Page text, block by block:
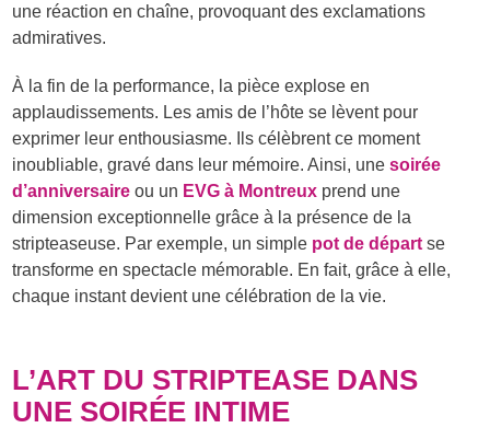
une réaction en chaîne, provoquant des exclamations
admiratives.
À la fin de la performance, la pièce explose en
applaudissements. Les amis de l’hôte se lèvent pour
exprimer leur enthousiasme. Ils célèbrent ce moment
inoubliable, gravé dans leur mémoire. Ainsi, unesoirée
d’anniversaire ou un EVG à Montreux prend une
dimension exceptionnelle grâce à la présence de la
stripteaseuse. Par exemple, un simple pot de départ se
transforme en spectacle mémorable. En fait, grâce à elle,
chaque instant devient une célébration de la vie.
L’ART DU STRIPTEASE DANS
UNE SOIRÉE INTIME